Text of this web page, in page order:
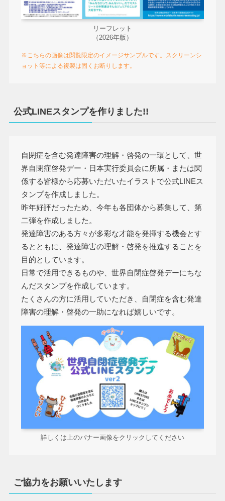
リーフレット
（2026年版）
※こちらの画像は閲覧限定のイメージサンプルです。スクリーンシ
ョット等による複製は固くお断りします。
公式LINEスタンプを作りました!!
自閉症を含む発達障害の理解・啓発の一環として、世
界自閉症啓発デー・日本実行委員会に所属・または関
係する皆様から応募いただいたイラストで公式LINEス
タンプを作成しました。
昨年好評だったため、今年も各団体から募集して、第
二弾を作成しました。
発達障害のある方々が多彩な才能を発揮する機会とす
るとともに、発達障害の理解・啓発を推進することを
目的としています。
日常で活用できるものや、世界自閉症啓発デーにちな
んだスタンプを作成しています。
たくさんの方に活用していただき、自閉症を含む発達
障害の理解・啓発の一助になれば嬉しいです。
詳しくは上のバナー画像をクリックしてください
ご協力をお願いいたします